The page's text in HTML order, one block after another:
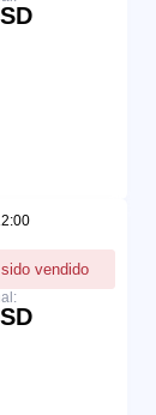
vendido